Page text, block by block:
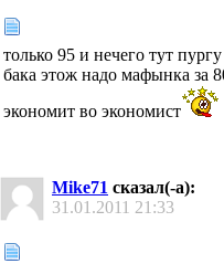
только 95 и нечего тут
бака этож надо мафынка за
экономит во экономист
Mike71 сказал(-а):
31.01.2011 21:33